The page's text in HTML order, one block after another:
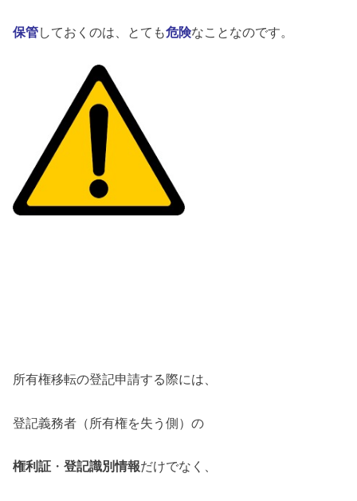
保管しておくのは、とても危険なことなのです。
所有権移転の登記申請する際には、
登記義務者（所有権を失う側）の
権利証 ・登記識別情報だけでなく、